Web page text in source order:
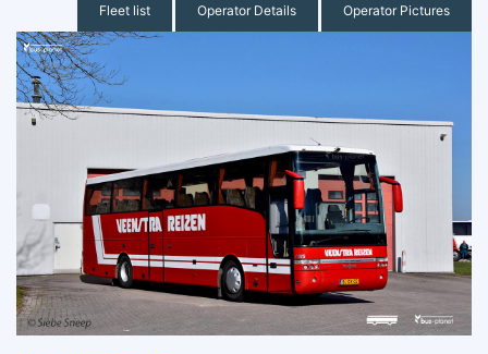
Fleet list Operator Details Operator Pictures